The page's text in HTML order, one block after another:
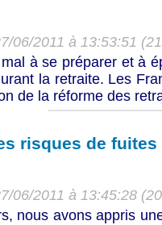
06/2011 à 13:53:51
à se préparer et à
la retraite. Les
de la réforme des
risques de fuites
06/2011 à 13:45:28
nous avons appris